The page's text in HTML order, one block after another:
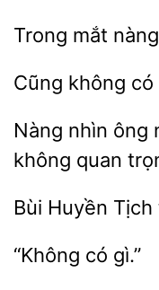
nàng
có
Nàng ông
không quan
Huyền